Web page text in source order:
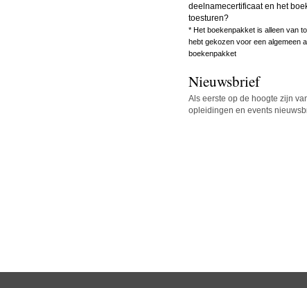
deelnamecertificaat en het
toesturen?
* Het boekenpakket is alleen van
hebt gekozen voor een algemeen
boekenpakket
Nieuwsbrief
Als eerste op de hoogte zijn
opleidingen en events